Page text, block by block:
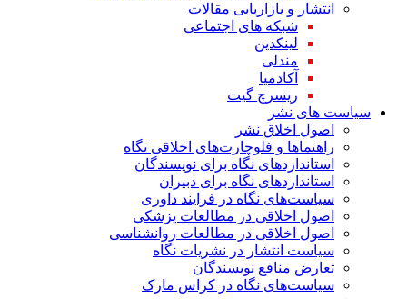
انتشار و بازاریابی مقالات
شبکه های اجتماعی
لینکدین
مندلی
آکادمیا
ریسرچ گیت
سیاست های نشر
اصول اخلاق نشر
راهنماها و فلوچارت‌های اخلاقی نگاه
استاندارد‌های نگاه برای نویسندگان
استاندارد‌های نگاه برای دبیران
سیاست‌های نگاه در فرایند داوری
اصول اخلاقی در مطالعات پزشکی
اصول اخلاقی در مطالعات روانشناسی
سیاست انتشار در نشریات نگاه
تعارض منافع نویسندگان
سیاست‌های نگاه در کراس مارک